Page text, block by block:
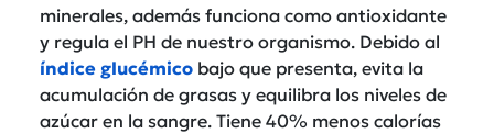
minerales, además funciona como antioxidante
y regula el PH de nuestro organismo. Debido al
índice glucémico bajo que presenta, evita la
acumulación de grasas y equilibra los niveles de
azúcar en la sangre. Tiene 40% menos calorías